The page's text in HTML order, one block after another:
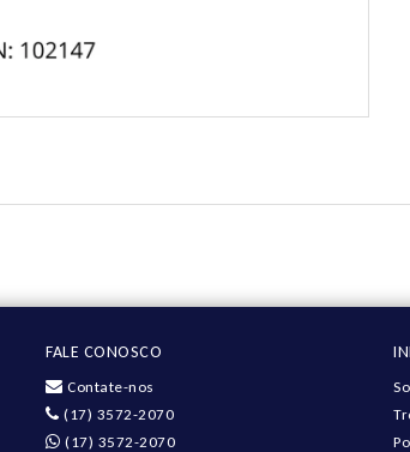
FALE CONOSCO
Contate-nos
(17) 3572-2070
(17) 3572-2070